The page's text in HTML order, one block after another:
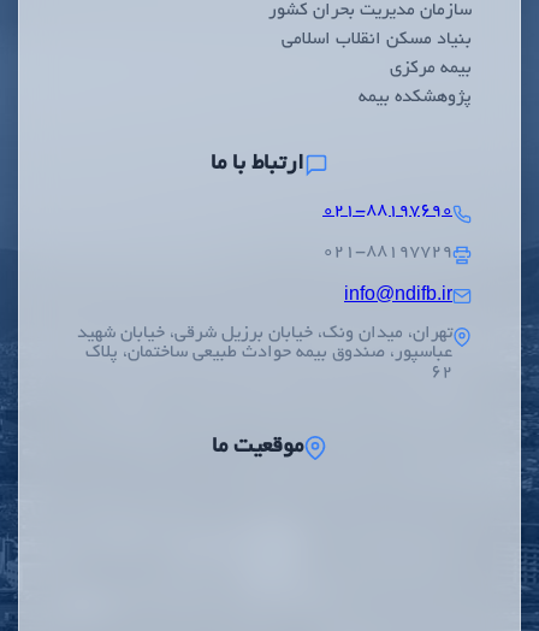
سازمان مدیریت بحران کشور
بنیاد مسکن انقلاب اسلامی
بیمه مرکزی
پژوهشکده بیمه
ارتباط با ما
۰۲۱-۸۸۱۹۷۶۹۰
۰۲۱-۸۸۱۹۷۷۲۹
info@ndifb.ir
تهران، میدان ونک، خیابان برزیل شرقی، خیابان شهید
عباسپور، صندوق بیمه حوادث طبیعی ساختمان، پلاک
62
موقعیت ما